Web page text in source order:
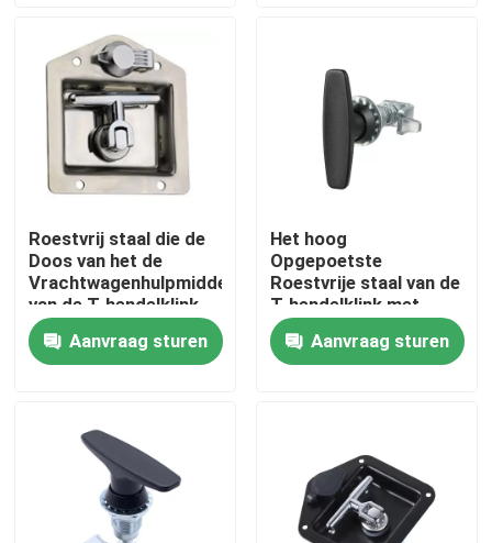
Fabrieksreis
Kwaliteitscontrole
Contacteer ons
Inconel 600 Materiaal
Inconel 625 Materiaal
Inconel 718 Materiaal
Incoloy 800 H
Roestvrij staal die de
Doos van het de
Vrachtwagenhulpmiddel
van de T-hendelklink
vouwen
Aanvraag sturen
Het hoog
Opgepoetste
Roestvrije staal van de
T-hendelklink met
Pakking en van de
Sleutelsaanhangwagen
Deurklink
Aanvraag sturen